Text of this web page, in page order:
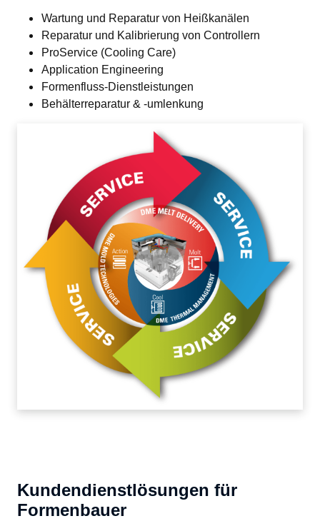
Wartung und Reparatur von Heißkanälen
Reparatur und Kalibrierung von Controllern
ProService (Cooling Care)
Application Engineering
Formenfluss-Dienstleistungen
Behälterreparatur & -umlenkung
Kundendienstlösungen für
Formenbauer